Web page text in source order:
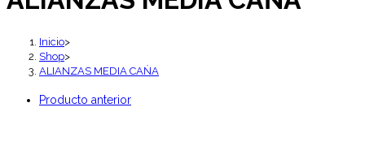
Inicio>
Shop>
ALIANZAS MEDIA CAṄA
Producto anterior